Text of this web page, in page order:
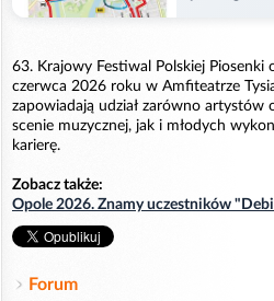
63. Krajowy Festiwal Polskiej Piosenki
czerwca 2026 roku w Amfiteatrze
zapowiadają udział zarówno artystów
scenie muzycznej, jak i młodych
karierę.
Zobacz także:
Opole 2026. Znamy uczestników
Forum